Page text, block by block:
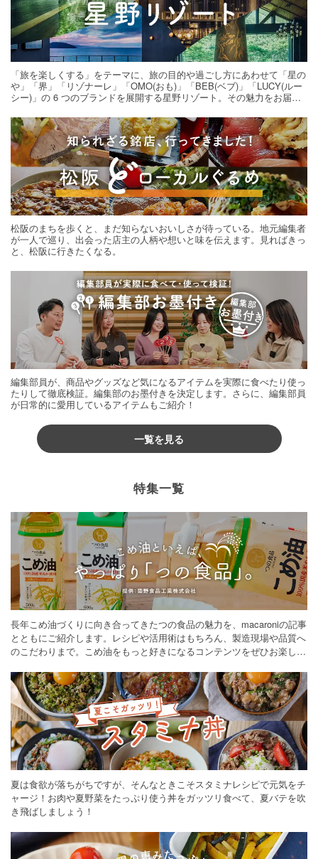
「旅を楽しくする」をテーマに、旅の目的や過ごし方にあわせて「星の
や」「界」「リゾナーレ」「OMO(おも)」「BEB(ベブ)」「LUCY(ルー
シー)」の 6 つのブランドを展開する星野リゾート。その魅力をお届け
松阪のまちを歩くと、まだ知らないおいしさが待っている。地元編集者
が一人で巡り、出会った店主の人柄や想いと味を伝えます。見ればきっ
と、松阪に行きたくなる。
編集部員が、商品やグッズなど気になるアイテムを実際に食べたり使っ
たりして徹底検証。編集部のお墨付きを決定します。さらに、編集部員
が日常的に愛用しているアイテムもご紹介！
一覧を見る
特集一覧
長年こめ油づくりに向き合ってきたつの食品の魅力を、macaroniの記事
とともにご紹介します。レシピや活用術はもちろん、製造現場や品質へ
のこだわりまで。こめ油をもっと好きになるコンテンツをぜひお楽しみ
夏は食欲が落ちがちですが、そんなときこそスタミナレシピで元気をチ
ャージ！お肉や夏野菜をたっぷり使う丼をガッツリ食べて、夏バテを吹
き飛ばしましょう！